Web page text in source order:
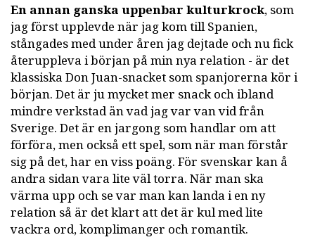
En annan ganska uppenbar kulturkrock, som
jag först upplevde när jag kom till Spanien,
stångades med under åren jag dejtade och nu fick
återuppleva i början på min nya relation - är det
klassiska Don Juan-snacket som spanjorerna kör i
början. Det är ju mycket mer snack och ibland
mindre verkstad än vad jag var van vid från
Sverige. Det är en jargong som handlar om att
förföra, men också ett spel, som när man förstår
sig på det, har en viss poäng. För svenskar kan å
andra sidan vara lite väl torra. När man ska
värma upp och se var man kan landa i en ny
relation så är det klart att det är kul med lite
vackra ord, komplimanger och romantik.